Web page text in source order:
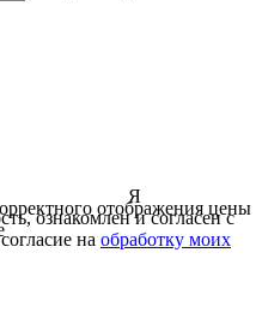
Я
ознакомлен и согласен с
на обработку моих
отображения цены